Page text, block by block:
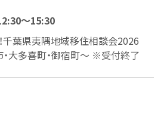
～15:30
千葉県夷隅地域移住相談会2026
大多喜町・御宿町～ ※受付終了